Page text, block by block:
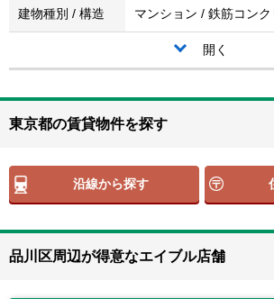
建物種別 / 構造 マンション / 鉄筋コン
開く
東京都の賃貸物件を探す
沿線から探す
品川区周辺が得意なエイブル店舗